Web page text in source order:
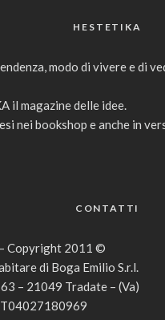
HESTETIKA
modo di vivere e di
il magazine delle idee.
nei bookshop e anche in
CONTATTI
Copyright 2011 ©
di Boga Emilio S.r.l.
– 21049 Tradate – (Va)